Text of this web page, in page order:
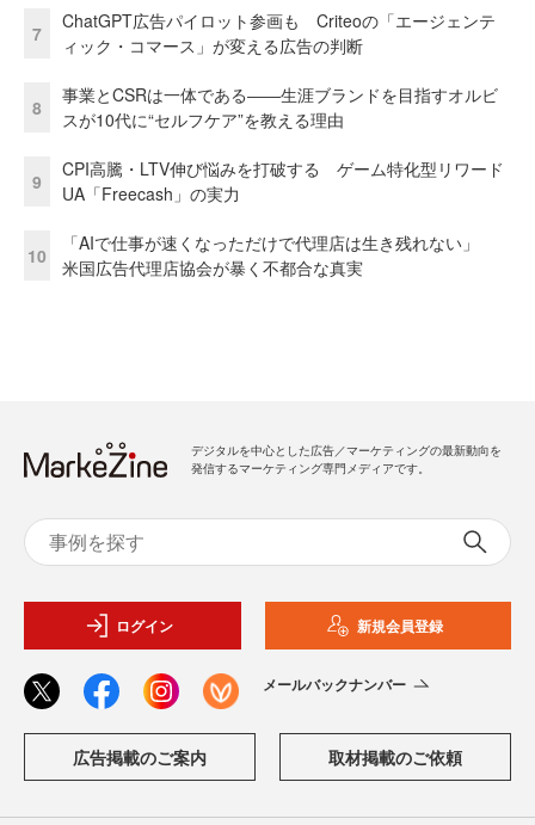
7
ChatGPT広告パイロット参画も Criteoの「エージェンテ
ィック・コマース」が変える広告の判断
8
事業とCSRは一体である――生涯ブランドを目指すオルビ
スが10代に“セルフケア”を教える理由
9
CPI高騰・LTV伸び悩みを打破する ゲーム特化型リワード
UA「Freecash」の実力
10
「AIで仕事が速くなっただけで代理店は生き残れない」
米国広告代理店協会が暴く不都合な真実
デジタルを中心とした広告／マーケティングの最新動向を
発信するマーケティング専門メディアです。
ログイン 新規会員登録
メールバックナンバー
広告掲載のご案内 取材掲載のご依頼